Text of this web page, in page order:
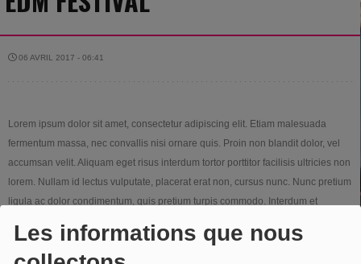
Les informations que nous
06 AVRIL 2017 - 06:41
Lorem ipsum dolor sit amet, consectetur adipiscing elit. Etiam malesuada
fermentum massa, nec convallis nisi ornare quis. Proin non blandit dolor, vel
accumsan velit. Aliquam eget risus interdum tortor porttitor facilisis ultricies non
lorem. Nullam id lectus vulputate, placerat erat non, cursus nunc. Nunc pretium
ligula ac dolor condimentum, quis pretium turpis commodo. Interdum et